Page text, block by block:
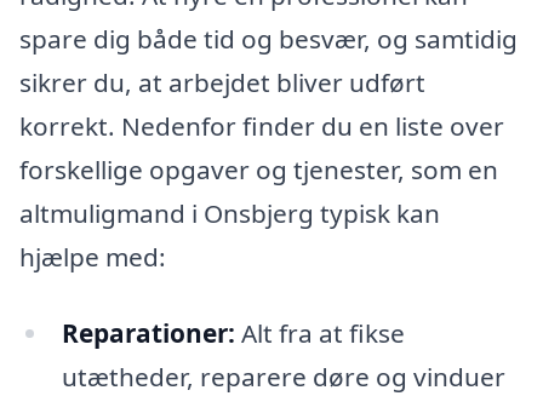
spare dig både tid og besvær, og samtidig
sikrer du, at arbejdet bliver udført
korrekt. Nedenfor finder du en liste over
forskellige opgaver og tjenester, som en
altmuligmand i Onsbjerg typisk kan
hjælpe med:
Reparationer: Alt fra at fikse
utætheder, reparere døre og vinduer